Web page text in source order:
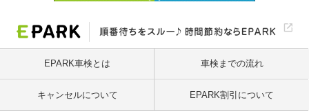
EPARK車検とは 車検までの流れ
キャンセルについて EPARK割引について